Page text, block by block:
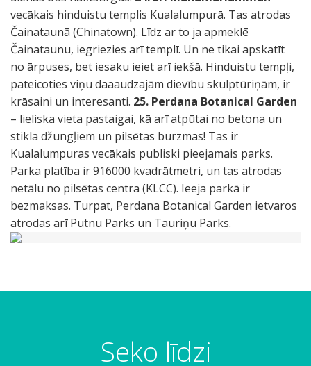
vecākais hinduistu templis Kualalumpurā. Tas atrodas
Čainataunā (Chinatown). Līdz ar to ja apmeklē
Čainataunu, iegriezies arī templī. Un ne tikai apskatīt
no ārpuses, bet iesaku ieiet arī iekšā. Hinduistu tempļi,
pateicoties viņu daaaudzajām dievību skulptūriņām, ir
krāsaini un interesanti. 25. Perdana Botanical Garden
– lieliska vieta pastaigai, kā arī atpūtai no betona un
stikla džungļiem un pilsētas burzmas! Tas ir
Kualalumpuras vecākais publiski pieejamais parks.
Parka platība ir 916000 kvadrātmetri, un tas atrodas
netālu no pilsētas centra (KLCC). Ieeja parkā ir
bezmaksas. Turpat, Perdana Botanical Garden ietvaros
atrodas arī Putnu Parks un Tauriņu Parks.
Seko līdzi